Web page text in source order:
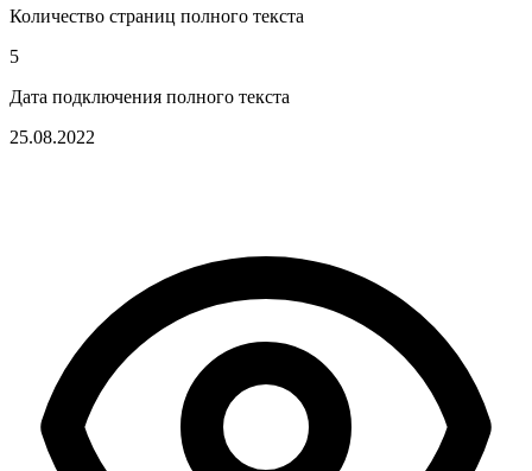
Количество страниц полного текста
5
Дата подключения полного текста
25.08.2022